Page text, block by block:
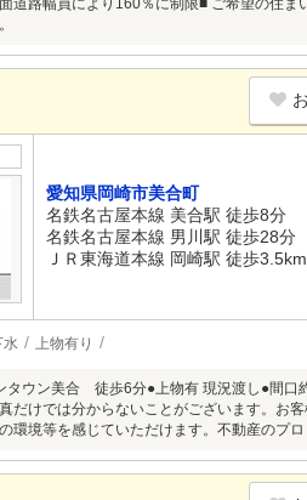
道路幅員により160％に制限■ ご希望の住
愛知県岡崎市美合町
名鉄名古屋本線 美合駅 徒歩8分
名鉄名古屋本線 男川駅 徒歩28分
ＪＲ東海道本線 岡崎駅 徒歩3.5km
水 上物有り
タウン美合 徒歩6分●上物有 現況渡し●間口
だけでは分からないことがございます。お
環境等を感じていただけます。不動産のプ